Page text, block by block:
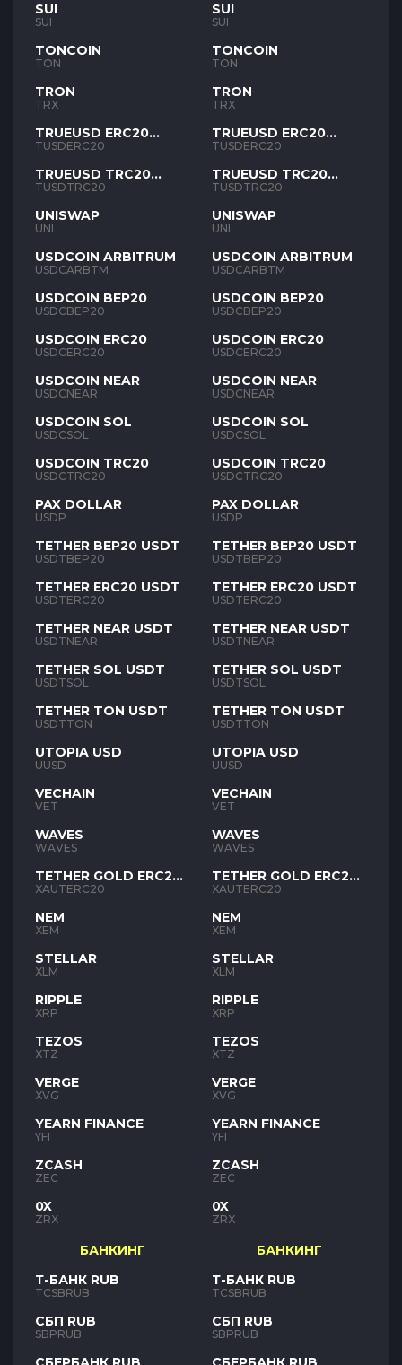
SUI
SUI
TONCOIN
TON
TRON
TRX
TRUEUSD ERC20
TUSD
TUSDERC20
TRUEUSD TRC20
TUSD
TUSDTRC20
UNISWAP
UNI
USDCOIN ARBITRUM
USDCARBTM
USDCOIN BEP20
USDCBEP20
USDCOIN ERC20
USDCERC20
USDCOIN NEAR
USDCNEAR
USDCOIN SOL
USDCSOL
USDCOIN TRC20
USDCTRC20
PAX DOLLAR
USDP
TETHER BEP20 USDT
USDTBEP20
TETHER ERC20 USDT
USDTERC20
TETHER NEAR USDT
USDTNEAR
TETHER SOL USDT
USDTSOL
TETHER TON USDT
USDTTON
UTOPIA USD
UUSD
VECHAIN
VET
WAVES
WAVES
TETHER GOLD ERC20
XAUT
XAUTERC20
NEM
XEM
STELLAR
XLM
RIPPLE
XRP
TEZOS
XTZ
VERGE
XVG
YEARN FINANCE
YFI
ZCASH
ZEC
0X
ZRX
БАНКИНГ
Т-БАНК RUB
TCSBRUB
СБП RUB
SBPRUB
SUI
SUI
TONCOIN
TON
TRON
TRX
TRUEUSD ERC20
TUSD
TUSDERC20
TRUEUSD TRC20
TUSD
TUSDTRC20
UNISWAP
UNI
USDCOIN ARBITRUM
USDCARBTM
USDCOIN BEP20
USDCBEP20
USDCOIN ERC20
USDCERC20
USDCOIN NEAR
USDCNEAR
USDCOIN SOL
USDCSOL
USDCOIN TRC20
USDCTRC20
PAX DOLLAR
USDP
TETHER BEP20 USDT
USDTBEP20
TETHER ERC20 USDT
USDTERC20
TETHER NEAR USDT
USDTNEAR
TETHER SOL USDT
USDTSOL
TETHER TON USDT
USDTTON
UTOPIA USD
UUSD
VECHAIN
VET
WAVES
WAVES
TETHER GOLD ERC20
XAUT
XAUTERC20
NEM
XEM
STELLAR
XLM
RIPPLE
XRP
TEZOS
XTZ
VERGE
XVG
YEARN FINANCE
YFI
ZCASH
ZEC
0X
ZRX
БАНКИНГ
Т-БАНК RUB
TCSBRUB
СБП RUB
SBPRUB